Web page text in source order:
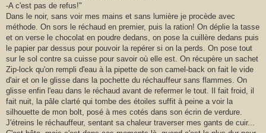
-A c'est pas de refus!"
Dans le noir, sans voir mes mains et sans lumière je procède avec
méthode. On sors le réchaud en premier, puis la ration! On déplie la tasse
et on verse le chocolat en poudre dedans, on pose la cuillère dedans puis
le papier par dessus pour pouvoir la repérer si on la perds. On pose tout
sur le sol contre sa cuisse pour savoir où elle est. On récupère un sachet
Zip-lock qu'on rempli d'eau à la pipette de son camel-back on fait le vide
d'air et on le glisse dans la pochette du réchauffeur sans flammes. On
glisse enfin l'eau dans le réchaud avant de refermer le tout. Il fait froid, il
fait nuit, la pâle clarté qui tombe des étoiles suffit à peine a voir la
silhouette de mon bolt, posé à mes cotés dans son écrin de verdure.
J'étreins le réchauffeur, sentant sa chaleur traverser mes gants de cuir...